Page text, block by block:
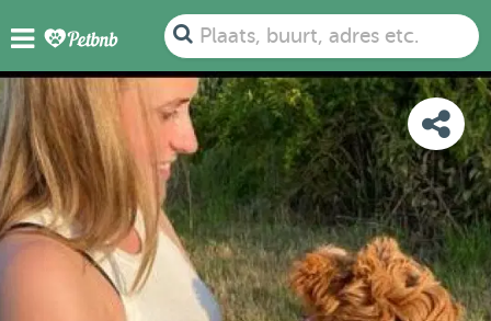
Plaats, buurt, adres etc.
FOTO'S BEOORDELINGEN KAART